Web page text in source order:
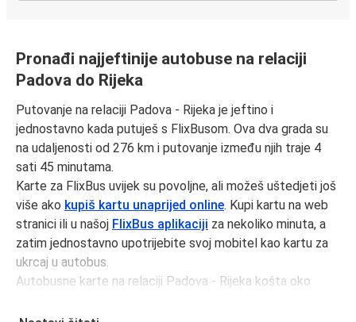
Pronađi najjeftinije autobuse na relaciji
Padova do Rijeka
Putovanje na relaciji Padova - Rijeka je jeftino i
jednostavno kada putuješ s FlixBusom. Ova dva grada su
na udaljenosti od 276 km i putovanje između njih traje 4
sati 45 minutama.
Karte za FlixBus uvijek su povoljne, ali možeš uštedjeti još
više ako kupiš kartu unaprijed online. Kupi kartu na web
stranici ili u našoj FlixBus aplikaciji za nekoliko minuta, a
zatim jednostavno upotrijebite svoj mobitel kao kartu za
ukrcaj u autobus.
Autobusne karte na relaciji Padova - Rijeka košta oko